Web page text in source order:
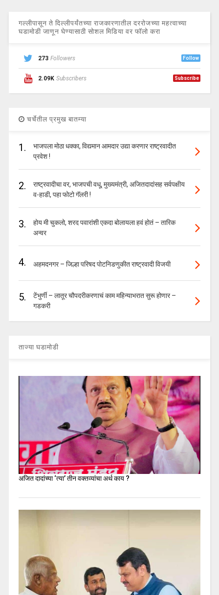
गल्लीपासून ते दिल्लीपर्यंतच्या राजकारणातील दररोजच्या महत्वाच्या
घडामोडी जाणून घेण्यासाठी सोशल मिडिया वर फॉलो करा
273 Followers Follow
2.09K Subscribers Subscribe
चर्चेतील प्रमुख बातम्या
1.
भाजपला मोठा धक्का, विद्यमान आमदार उद्या करणार राष्ट्रवादीत
प्रवेश !
2.
राष्ट्रवादीचा वर, भाजपची वधू, मुख्यमंत्री, अजितदादांसह सर्वपक्षीय
व-हाडी, पहा फोटो गॅलरी !
3.
होय मी चुकलो, शरद पवारांशी एकदा बोलायला हवं होतं – तारिक
अन्वर
4. अहमदनगर – जिल्हा परिषद पोटनिडणुकीत राष्ट्रवादी विजयी
5.
टेंभुर्णी – लातूर चौपदरीकरणाचं काम महिन्याभरात सुरू होणार –
गडकरी
ताज्या घडामोडी
अजित दादांच्या ‘त्या’ तीन वक्तव्यांचा अर्थ काय ?